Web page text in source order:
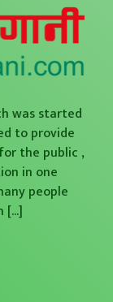
was started
to provide
the public ,
in one
people
[...]